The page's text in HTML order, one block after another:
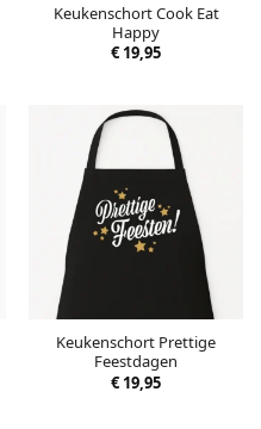
Keukenschort Cook Eat
Happy
€19,95
Keukenschort Prettige
Feestdagen
€19,95